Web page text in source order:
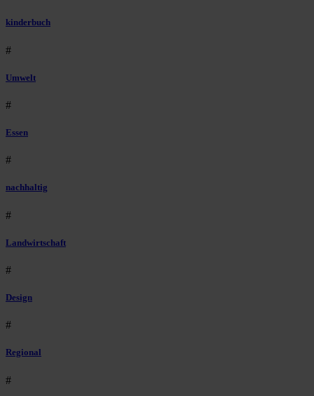
kinderbuch
#
Umwelt
#
Essen
#
nachhaltig
#
Landwirtschaft
#
Design
#
Regional
#